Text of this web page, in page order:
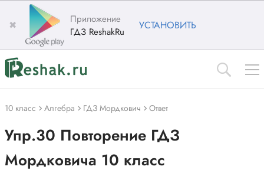
✖
Приложение
ГДЗ ReshakRu
УСТАНОВИТЬ
10 класс Алгебра ГДЗ Мордкович Ответ
Упр.30 Повторение ГДЗ
Мордковича 10 класс